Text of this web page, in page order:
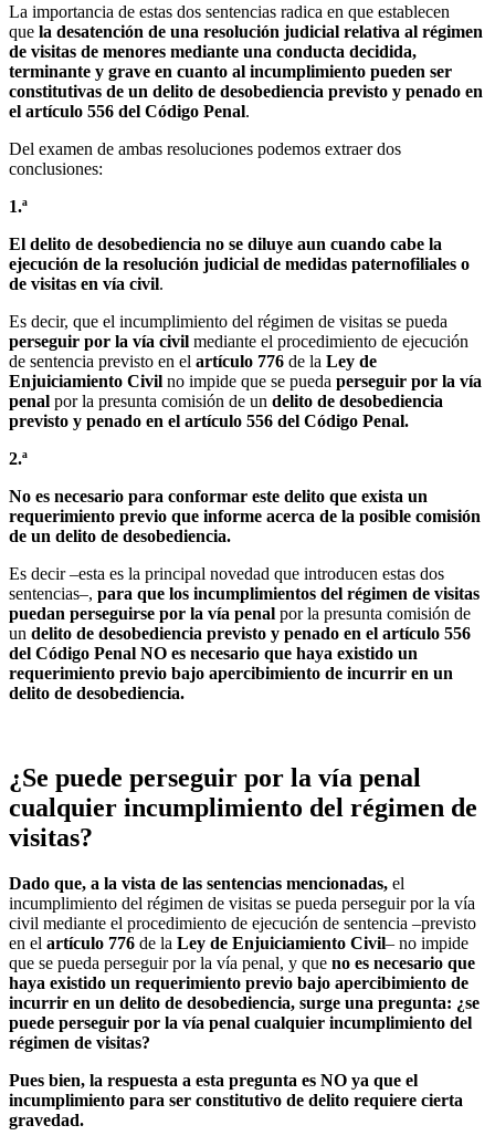
La importancia de estas dos sentencias radica en que establecen
que la desatención de una resolución judicial relativa al régimen
de visitas de menores mediante una conducta decidida,
terminante y grave en cuanto al incumplimiento pueden ser
constitutivas de un delito de desobediencia previsto y penado en
el artículo 556 del Código Penal.
Del examen de ambas resoluciones podemos extraer dos
conclusiones:
1.ª
El delito de desobediencia no se diluye aun cuando cabe la
ejecución de la resolución judicial de medidas paternofiliales o
de visitas en vía civil.
Es decir, que el incumplimiento del régimen de visitas se pueda
perseguir por la vía civil mediante el procedimiento de ejecución
de sentencia previsto en el artículo 776 de la Ley de
Enjuiciamiento Civil no impide que se pueda perseguir por la vía
penal por la presunta comisión de un delito de desobediencia
previsto y penado en el artículo 556 del Código Penal.
2.ª
No es necesario para conformar este delito que exista un
requerimiento previo que informe acerca de la posible comisión
de un delito de desobediencia.
Es decir –esta es la principal novedad que introducen estas dos
sentencias–, para que los incumplimientos del régimen de visitas
puedan perseguirse por la vía penal por la presunta comisión de
un delito de desobediencia previsto y penado en el artículo 556
del Código Penal NO es necesario que haya existido un
requerimiento previo bajo apercibimiento de incurrir en un
delito de desobediencia.
¿Se puede perseguir por la vía penal
cualquier incumplimiento del régimen de
visitas?
Dado que, a la vista de las sentencias mencionadas, el
incumplimiento del régimen de visitas se pueda perseguir por la vía
civil mediante el procedimiento de ejecución de sentencia –previsto
en el artículo 776 de la Ley de Enjuiciamiento Civil– no impide
que se pueda perseguir por la vía penal, y que no es necesario que
haya existido un requerimiento previo bajo apercibimiento de
incurrir en un delito de desobediencia, surge una pregunta: ¿se
puede perseguir por la vía penal cualquier incumplimiento del
régimen de visitas?
Pues bien, la respuesta a esta pregunta es NO ya que el
incumplimiento para ser constitutivo de delito requiere cierta
gravedad.